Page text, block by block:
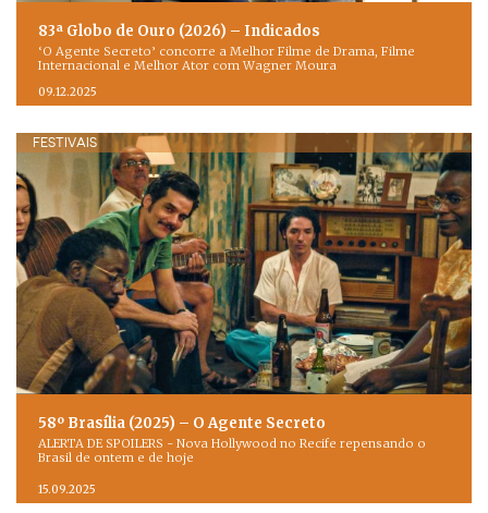
83ª Globo de Ouro (2026) – Indicados
‘O Agente Secreto’ concorre a Melhor Filme de Drama, Filme
Internacional e Melhor Ator com Wagner Moura
09.12.2025
FESTIVAIS
58º Brasília (2025) – O Agente Secreto
ALERTA DE SPOILERS - Nova Hollywood no Recife repensando o
Brasil de ontem e de hoje
15.09.2025